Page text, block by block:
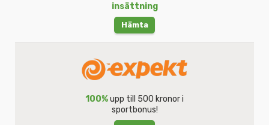
insättning
Hämta
100%upp till 500 kronor i
sportbonus!